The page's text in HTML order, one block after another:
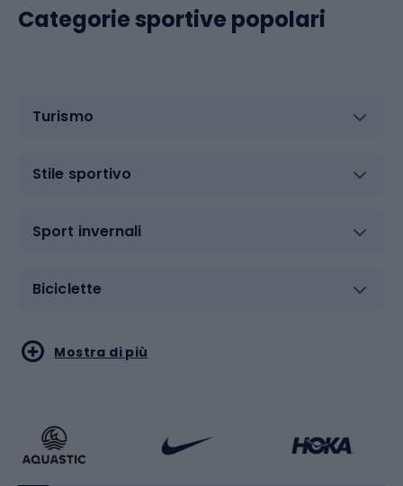
Categorie sportive popolari
Turismo
Stile sportivo
Sport invernali
Biciclette
Sport acquatici
Bikepacking
Sport di arti marziali
Sport con le racchette
Mostra di più